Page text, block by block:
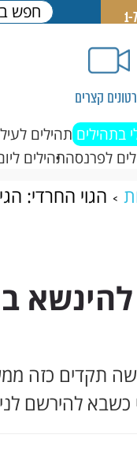
קצרים
בתהילים תהילים
לפרנסהתהילים
הגוי החרדי:
שנעשה תקדים
כשבא להירשם